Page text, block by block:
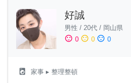
好誠
男性 / 20代 / 岡山県
sentiment_satisfied 0 sentiment_neutral 0 sentiment_dissatisfied 0
local_laundry_service 家事 ▸ 整理整頓